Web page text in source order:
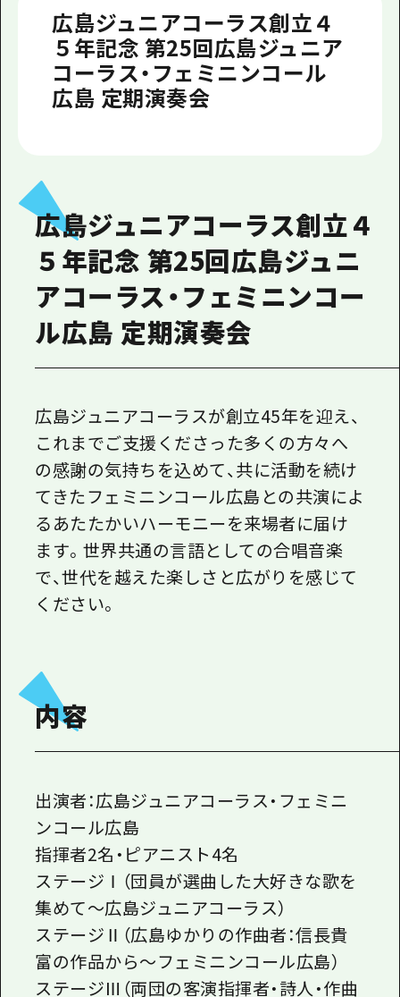
メディア掲載情報
フォトダウンロード
関連リンク
広島ジュニアコーラス創立４
５年記念 第25回広島ジュニア
コーラス・フェミニンコール
広島 定期演奏会
広島ジュニアコーラス創立４
５年記念 第25回広島ジュニ
アコーラス・フェミニンコー
ル広島 定期演奏会
広島ジュニアコーラスが創立45年を迎え、
これまでご支援くださった多くの方々へ
の感謝の気持ちを込めて、共に活動を続け
てきたフェミニンコール広島との共演によ
るあたたかいハーモニーを来場者に届け
ます。世界共通の言語としての合唱音楽
で、世代を越えた楽しさと広がりを感じて
ください。
内容
出演者：広島ジュニアコーラス・フェミニ
ンコール広島
指揮者2名・ピアニスト4名
ステージⅠ（団員が選曲した大好きな歌を
集めて～広島ジュニアコーラス）
ステージⅡ（広島ゆかりの作曲者：信長貴
富の作品から～フェミニンコール広島）
ステージⅢ（両団の客演指揮者・詩人・作曲